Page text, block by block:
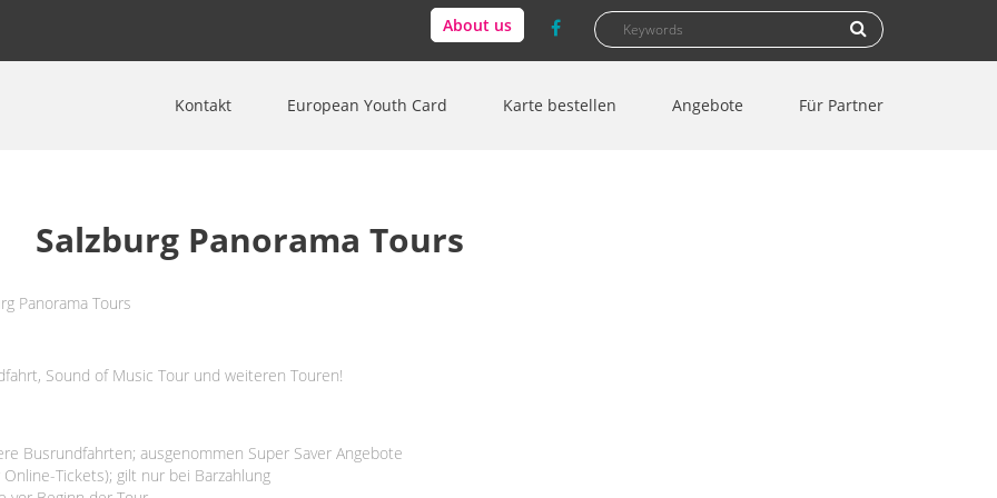
Suchformular
Suche
About us
Kontakt European Youth Card Karte bestellen Angebote Für Partner
Salzburg Panorama Tours
Sound of Music Tour und weiteren Touren!
Busrundfahrten; ausgenommen Super Saver Angebote
Tickets); gilt nur bei Barzahlung